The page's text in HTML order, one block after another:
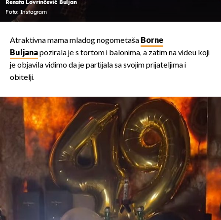
Renata Lovrinčević Buljan
Foto: Instagram
Atraktivna mama mladog nogometaša Borne
Buljanapozirala je s tortom i balonima, a zatim na videu koji
je objavila vidimo da je partijala sa svojim prijateljima i
obitelji.